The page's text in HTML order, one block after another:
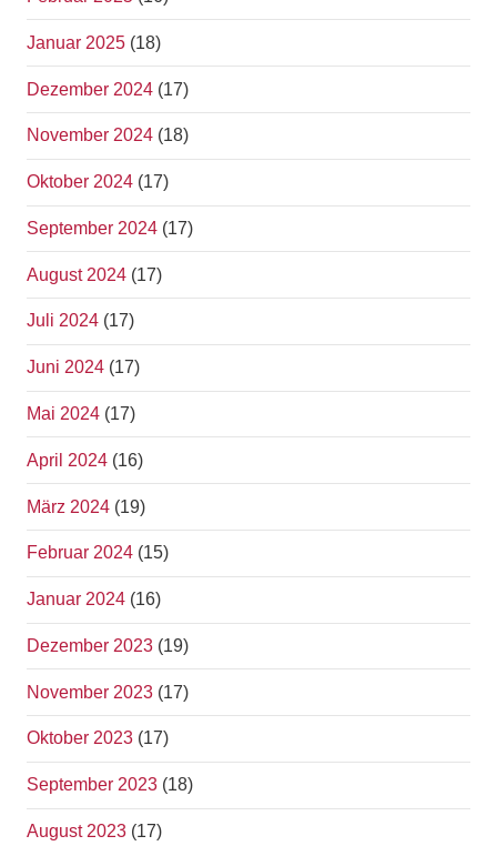
Januar 2025 (18)
Dezember 2024 (17)
November 2024 (18)
Oktober 2024 (17)
September 2024 (17)
August 2024 (17)
Juli 2024 (17)
Juni 2024 (17)
Mai 2024 (17)
April 2024 (16)
März 2024 (19)
Februar 2024 (15)
Januar 2024 (16)
Dezember 2023 (19)
November 2023 (17)
Oktober 2023 (17)
September 2023 (18)
August 2023 (17)